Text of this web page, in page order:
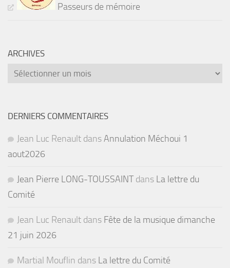
Passeurs de mémoire
ARCHIVES
Archives
DERNIERS COMMENTAIRES
Jean Luc Renault dansAnnulation Méchoui 1
aout2026
Jean Pierre LONG-TOUSSAINTdans La lettre du
Comité
Jean Luc Renault dans Fête de la musique dimanche
21 juin 2026
Martial Mouflin dans La lettre du Comité